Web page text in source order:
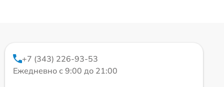
+7 (343) 226-93-53
Ежедневно с 9:00 до 21:00